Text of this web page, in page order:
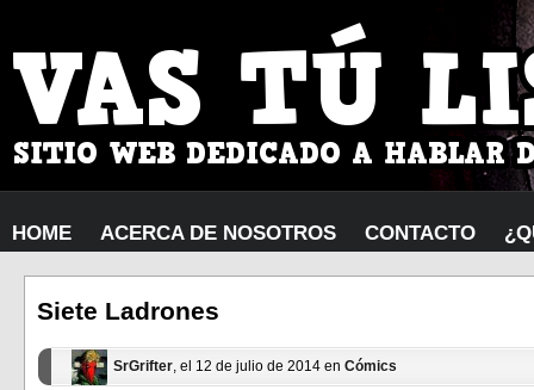
HOME ACERCA DE NOSOTROS CONTACTO
Siete Ladrones
SrGrifter, el 12 de julio de 2014 en Cómics